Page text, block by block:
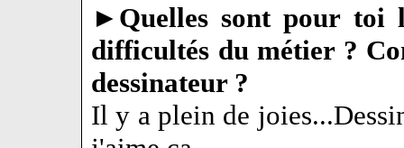
► Quelles sont pour toi
difficultés du métier ?
dessinateur ?
Il y a plein de